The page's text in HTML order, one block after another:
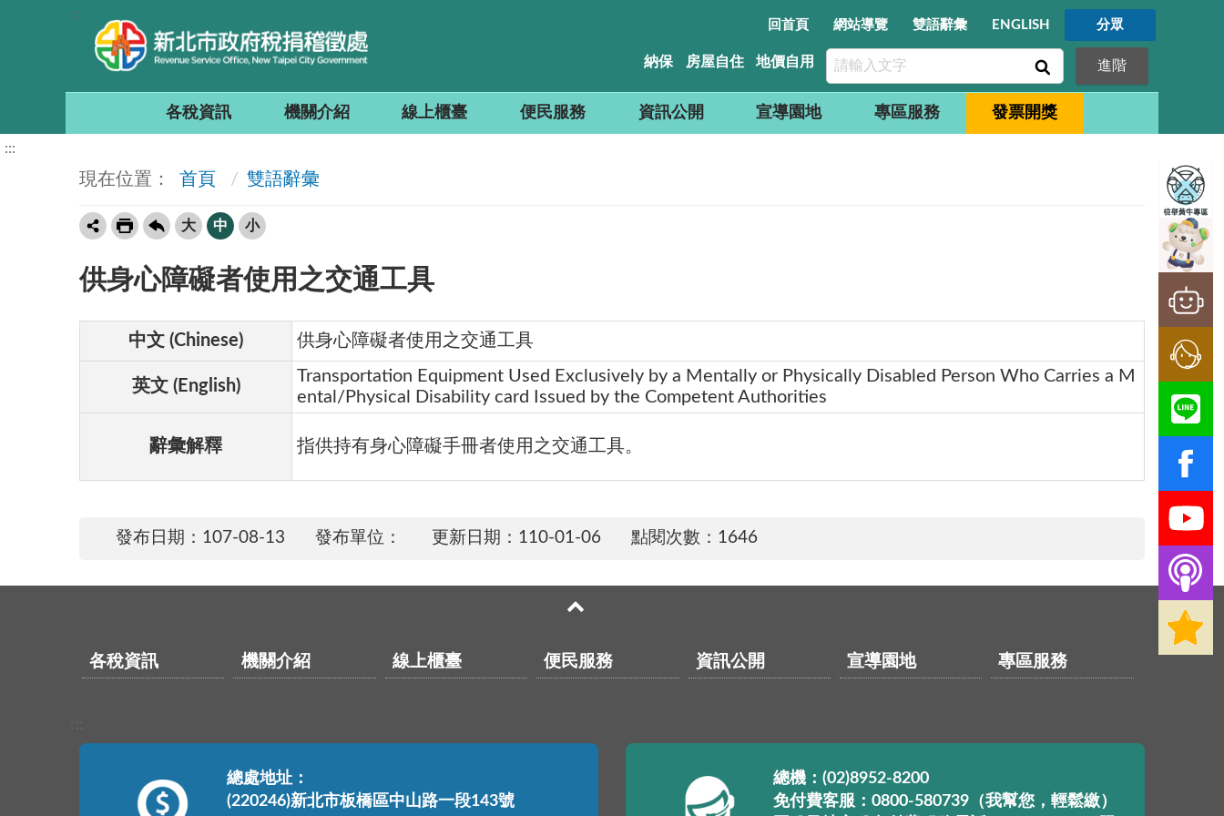
回首頁 網站導覽 雙語辭彙 ENGLISH 分眾
:::
納保 房屋自住 地價自用 進階
各稅資訊 機關介紹 線上櫃臺 便民服務 資訊公開 宣導園地 專區服務 發票開獎
:::
首頁 雙語辭彙
大 中 小
供身心障礙者使用之交通工具
中文 (Chinese) 供身心障礙者使用之交通工具
英文 (English)
Transportation Equipment Used Exclusively by a Mentally or Physically Disabled Person Who Carries a M
ental/Physical Disability card Issued by the Competent Authorities
辭彙解釋 指供持有身心障礙手冊者使用之交通工具。
發布日期： 107-08-13 發布單位： 更新日期： 110-01-06 點閱次數：1646
各稅資訊 機關介紹 線上櫃臺 便民服務 資訊公開 宣導園地 專區服務
總處地址：
(220246)新北市板橋區中山路一段143號
總機：(02)8952-8200
免付費客服：0800-580739（我幫您，輕鬆繳）